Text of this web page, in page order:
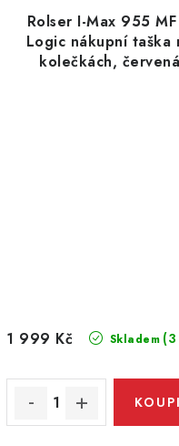
Rolser I-Max 955
Logic nákupní taška
kolečkách, červená
Skladem
1 999 Kč